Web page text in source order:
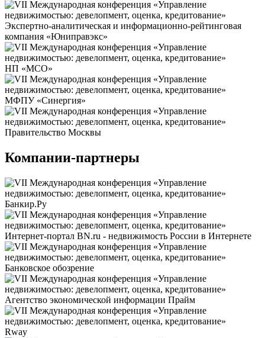
Экспертно-аналитическая и информационно-рейтинговая
компания «Юниправэкс»
НП «МСО»
МФПУ «Синергия»
Правительство Москвы
Компании-партнеры
Банкир.Ру
Интернет-портал BN.ru - недвижимость России в Интернете
Банковское обозрение
Агентство экономической информации Прайм
Rway